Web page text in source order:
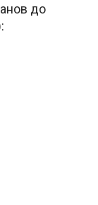
до